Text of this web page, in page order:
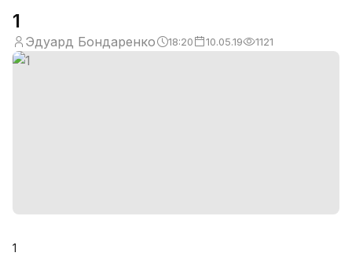
1
Эдуард Бондаренко 18:20 10.05.19 1121
1